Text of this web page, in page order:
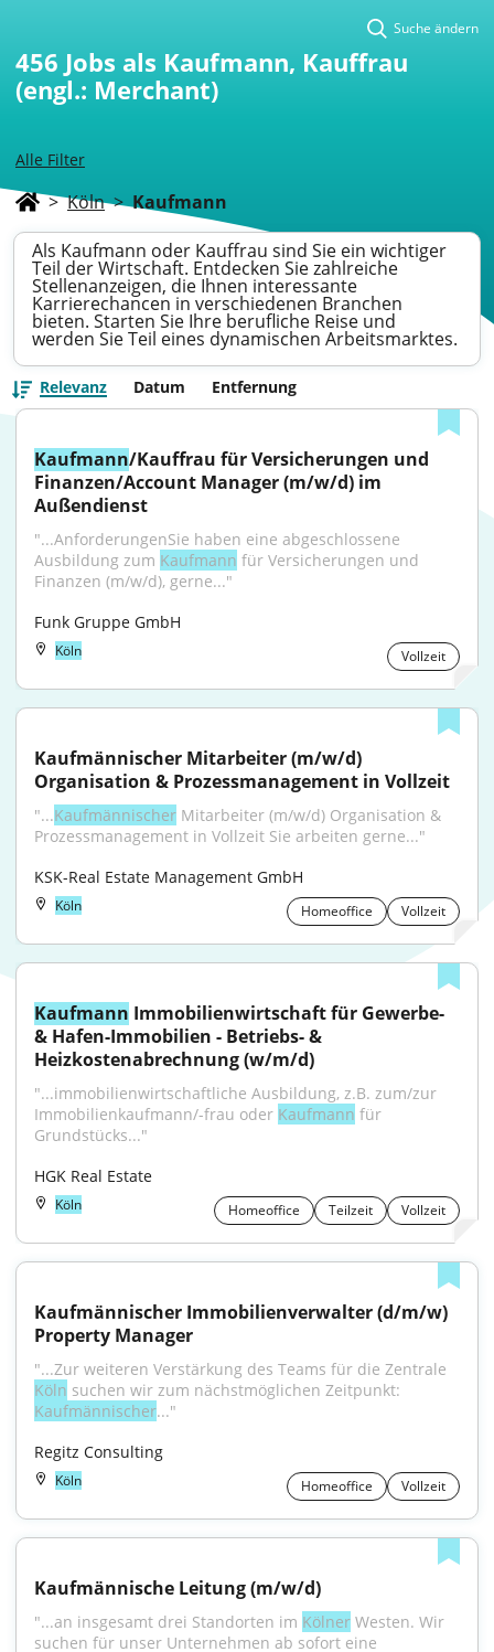
Alle Filter
Suche ändern
456 Jobs als Kaufmann, Kauffrau
(engl.: Merchant)
> Köln > Kaufmann
Als Kaufmann oder Kauffrau sind Sie ein wichtiger
Teil der Wirtschaft. Entdecken Sie zahlreiche
Stellenanzeigen, die Ihnen interessante
Karrierechancen in verschiedenen Branchen
bieten. Starten Sie Ihre berufliche Reise und
werden Sie Teil eines dynamischen Arbeitsmarktes.
Relevanz Datum Entfernung
Kaufmann/Kauffrau für Versicherungen und
Finanzen/Account Manager (m/w/d) im
Außendienst
"...AnforderungenSie haben eine abgeschlossene
Ausbildung zum Kaufmann für Versicherungen und
Finanzen (m/w/d), gerne..."
Funk Gruppe GmbH
Köln Vollzeit
Kaufmännischer Mitarbeiter (m/w/d)
Organisation & Prozessmanagement in Vollzeit
"...Kaufmännischer Mitarbeiter (m/w/d) Organisation &
Prozessmanagement in Vollzeit Sie arbeiten gerne..."
KSK-Real Estate Management GmbH
Köln Homeoffice Vollzeit
Kaufmann Immobilienwirtschaft für Gewerbe-
& Hafen-Immobilien - Betriebs- &
Heizkostenabrechnung (w/m/d)
"...immobilienwirtschaftliche Ausbildung, z.B. zum/zur
Immobilienkaufmann/-frau oder Kaufmann für
Grundstücks..."
HGK Real Estate
Köln Homeoffice Teilzeit Vollzeit
Kaufmännischer Immobilienverwalter (d/m/w)
Property Manager
Köln
Kaufmännischer..."
Regitz Consulting
Köln Homeoffice Vollzeit
Kaufmännische Leitung (m/w/d)
"...an insgesamt drei Standorten im Kölner Westen. Wir